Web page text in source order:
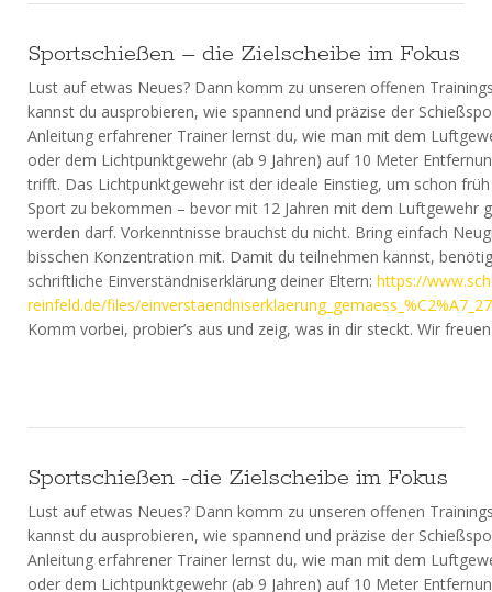
Sportschießen – die Zielscheibe im Fokus
Lust auf etwas Neues? Dann komm zu unseren offenen
kannst du ausprobieren, wie spannend und präzise der
Anleitung erfahrener Trainer lernst du, wie man mit dem
oder dem Lichtpunktgewehr (ab 9 Jahren) auf 10 Meter
trifft. Das Lichtpunktgewehr ist der ideale Einstieg, um schon
Sport zu bekommen – bevor mit 12 Jahren mit dem Luftgewehr
werden darf. Vorkenntnisse brauchst du nicht. Bring einfach
bisschen Konzentration mit. Damit du teilnehmen kannst,
schriftliche Einverständniserklärung deiner Eltern: https://
reinfeld.de/files/
Komm vorbei, probier’s aus und zeig, was in dir steckt. Wir
Sportschießen -die Zielscheibe im Fokus
Lust auf etwas Neues? Dann komm zu unseren offenen
kannst du ausprobieren, wie spannend und präzise der
Anleitung erfahrener Trainer lernst du, wie man mit dem
oder dem Lichtpunktgewehr (ab 9 Jahren) auf 10 Meter